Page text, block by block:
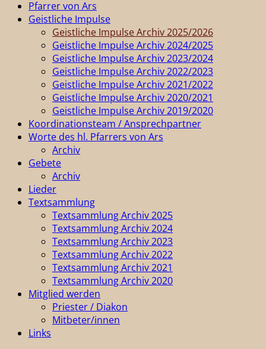
Pfarrer von Ars
Geistliche Impulse
Geistliche Impulse Archiv 2025/2026
Geistliche Impulse Archiv 2024/2025
Geistliche Impulse Archiv 2023/2024
Geistliche Impulse Archiv 2022/2023
Geistliche Impulse Archiv 2021/2022
Geistliche Impulse Archiv 2020/2021
Geistliche Impulse Archiv 2019/2020
Koordinationsteam / Ansprechpartner
Worte des hl. Pfarrers von Ars
Archiv
Gebete
Archiv
Lieder
Textsammlung
Textsammlung Archiv 2025
Textsammlung Archiv 2024
Textsammlung Archiv 2023
Textsammlung Archiv 2022
Textsammlung Archiv 2021
Textsammlung Archiv 2020
Mitglied werden
Priester / Diakon
Mitbeter/innen
Links